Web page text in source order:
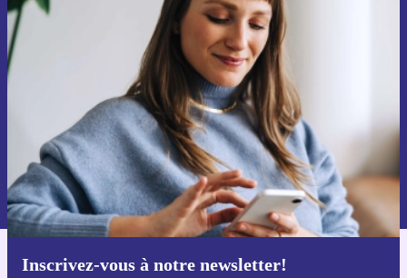
Inscrivez-vous à notre newsletter!
Recevoir offres et infos de refurbed
par mail
Ne manquez plus aucune offre.
S'inscrire
Retrouvez les informations sur l'utilisation des données personnelles
dans notre
politique de confidentialité.
Téléchargez l'application refurbed